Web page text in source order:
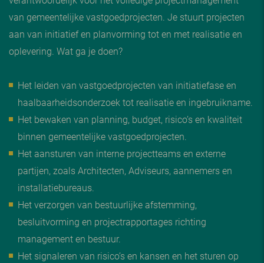
van gemeentelijke vastgoedprojecten. Je stuurt projecten
aan van initiatief en planvorming tot en met realisatie en
oplevering. Wat ga je doen?
Het leiden van vastgoedprojecten van initiatiefase en
haalbaarheidsonderzoek tot realisatie en ingebruikname.
Het bewaken van planning, budget, risico’s en kwaliteit
binnen gemeentelijke vastgoedprojecten.
Het aansturen van interne projectteams en externe
partijen, zoals Architecten, Adviseurs, aannemers en
installatiebureaus.
Het verzorgen van bestuurlijke afstemming,
besluitvorming en projectrapportages richting
management en bestuur.
Het signaleren van risico’s en kansen en het sturen op